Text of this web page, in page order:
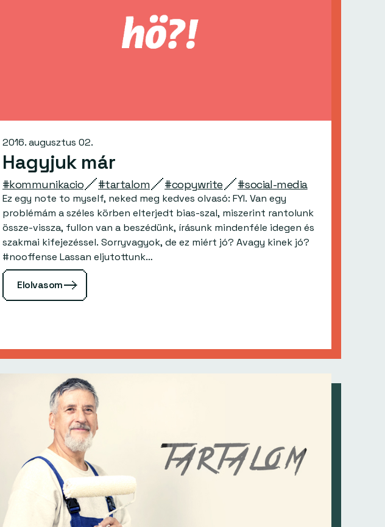
2016. augusztus 02.
Hagyjuk már
#kommunikacio #tartalom #copywrite #social-media
Ez egy note to myself, neked meg kedves olvasó: FYI. Van egy
problémám a széles körben elterjedt bias-szal, miszerint rantolunk
össze-vissza, fullon van a beszédünk, írásunk mindenféle idegen és
szakmai kifejezéssel. Sorryvagyok, de ez miért jó? Avagy kinek jó?
#nooffense Lassan eljutottunk…
Elolvasom